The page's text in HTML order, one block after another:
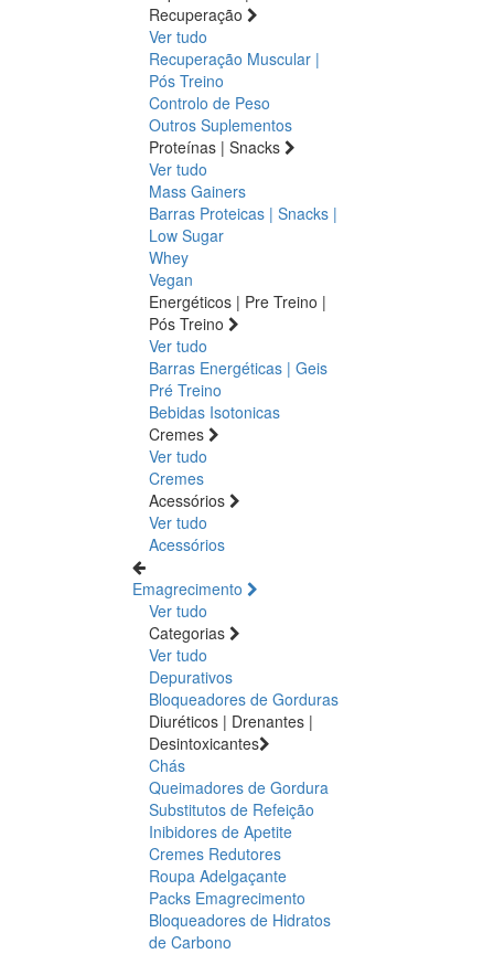
Recuperação
Ver tudo
Recuperação Muscular |
Pós Treino
Controlo de Peso
Outros Suplementos
Proteínas | Snacks
Ver tudo
Mass Gainers
Barras Proteicas | Snacks |
Low Sugar
Whey
Vegan
Energéticos | Pre Treino |
Pós Treino
Ver tudo
Barras Energéticas | Geis
Pré Treino
Bebidas Isotonicas
Cremes
Ver tudo
Cremes
Acessórios
Ver tudo
Acessórios
Emagrecimento
Ver tudo
Categorias
Ver tudo
Depurativos
Bloqueadores de Gorduras
Diuréticos | Drenantes |
Desintoxicantes
Chás
Queimadores de Gordura
Substitutos de Refeição
Inibidores de Apetite
Cremes Redutores
Roupa Adelgaçante
Packs Emagrecimento
Bloqueadores de Hidratos
de Carbono